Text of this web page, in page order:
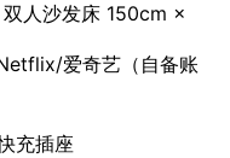
人沙发床 150cm ×
爱奇艺（自备账
充插座